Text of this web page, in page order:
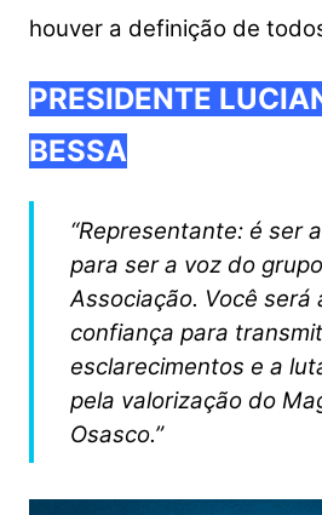
houver a definição de
PRESIDENTE
BESSA
“Representante: é ser
para ser a voz do
Associação. Você será
confiança para
esclarecimentos e a
pela valorização do
Osasco.”